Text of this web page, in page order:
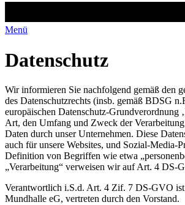
Menü
Datenschutz
Wir informieren Sie nachfolgend gemäß den
des Datenschutzrechts (insb. gemäß BDSG
europäischen Datenschutz-Grundverordnung
Art, den Umfang und Zweck der Verarbeitung
Daten durch unser Unternehmen. Diese
auch für unsere Websites, und Sozial-Media-
Definition von Begriffen wie etwa
„Verarbeitung“ verweisen wir auf Art. 4 DS-
Verantwortlich i.S.d. Art. 4 Zif. 7 DS-GVO
Mundhalle eG, vertreten durch den Vorstand.